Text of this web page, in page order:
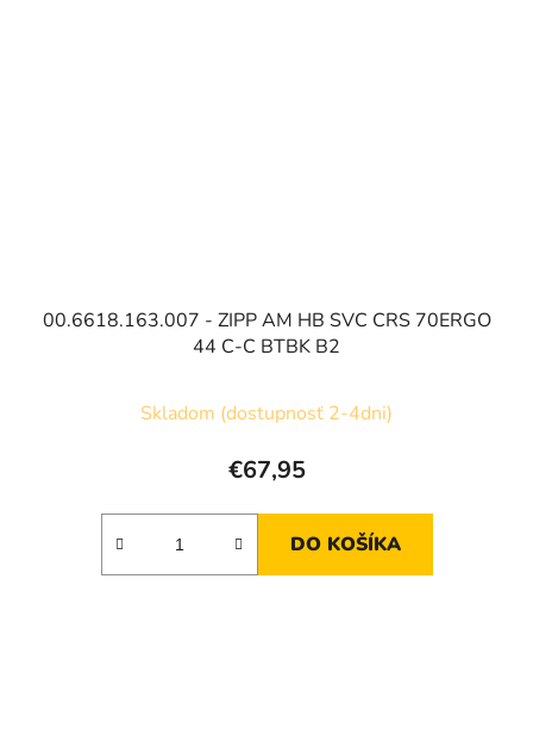
00.6618.163.007 - ZIPP AM HB SVC CRS 70ERGO
44 C-C BTBK B2
Skladom (dostupnosť 2-4dni)
€67,95
DO KOŠÍKA